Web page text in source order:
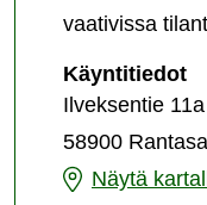
vaativissa
Käyntitiedot
Ilveksentie 11a
58900
Näytä
Rantasalmen